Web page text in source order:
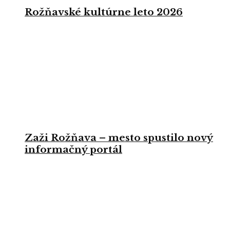
Rožňavské kultúrne leto 2026
Zaži Rožňava – mesto spustilo nový
informačný portál